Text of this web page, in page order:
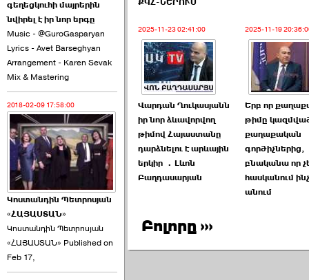
2026-06-09 15:05:00
Ծառուկյանի փեսան
վնասել է ›››
2026-06-09 07:11:00
Այս ընդդիմությունը
կվերցնի ›››
գեղեցկուհի մայրերին
նվիրել է իր նոր երգը
Music - @GuroGasparyan
Lyrics - Avet Barseghyan
Arrangement - Karen Sevak
Mix & Mastering
2018-02-09 17:58:00
Կոստանդին Պետրոսյան
«ՀԱՅԱՍՏԱՆ»
Կոստանդին Պետրոսյան
«ՀԱՅԱՍՏԱՆ» Published on
Feb 17,
2025-11-23 02:41:00
Վարդան Ղուկասյանն
իր նոր ձևավորվող
թիմով Հայաստանը
դարձնելու է արևային
երկիր ․Լևոն
Բաղդասարյան
2025-11-19
Երբ որ
թիմը
քաղաքական
գործիչներից,
բնականա որ
հասկանում
անում
Բոլորը ›››